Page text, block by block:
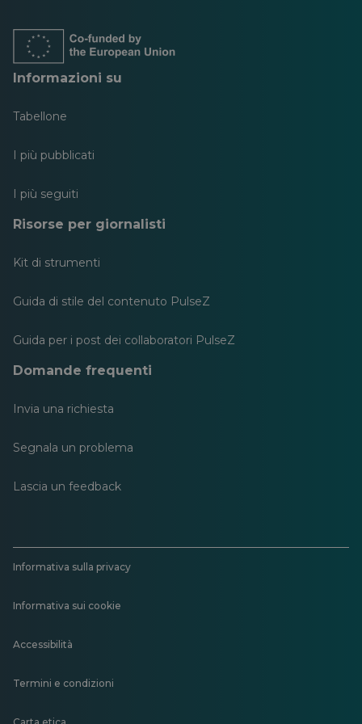
nuova
scheda
nuova
scheda
nuova
scheda
nuova
scheda
nuova
schedascheda
Informazioni su
Tabellone
I più pubblicati
I più seguiti
Risorse per giornalisti
Kit di strumenti
Guida di stile del contenuto PulseZ
Guida per i post dei collaboratori PulseZ
Domande frequenti
Invia una richiesta
Segnala un problema
Lascia un feedback
Informativa sulla privacy
Informativa sui cookie
Accessibilità
Termini e condizioni